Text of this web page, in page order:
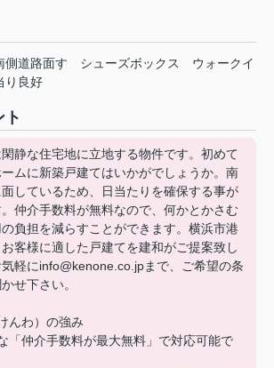
側道路面す シューズボックス
ウォークイ
り良好
静な住宅地に立地する物件です。初めて
ムに新築戸建てはいかがでしょうか。南
しているため、日当たりを確保する事が
仲介手数料が無料なので、何かとかさむ
負担を減らすことができます。横浜市港
客様に適した戸建てを建和がご提案致し
気軽にinfo@kenone.co.jpまで、ご希望の条
せ下さい。
んわ）の強み
「仲介手数料が最大無料」で対応可能で